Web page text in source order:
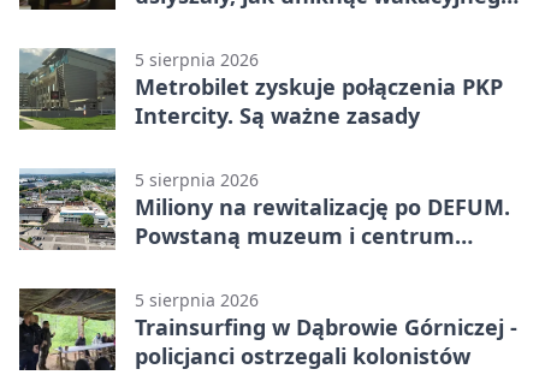
5 sierpnia 2026
Metrobilet zyskuje połączenia PKP
Intercity. Są ważne zasady
5 sierpnia 2026
Miliony na rewitalizację po DEFUM.
Powstaną muzeum i centrum
5 sierpnia 2026
Trainsurfing w Dąbrowie Górniczej -
policjanci ostrzegali kolonistów